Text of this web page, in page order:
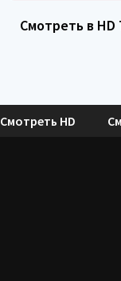
Смотреть в
Смотреть HD